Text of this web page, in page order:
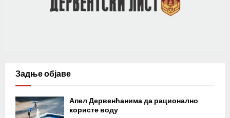
Задње објаве
Апел Дервенћанима да рационално
користе воду